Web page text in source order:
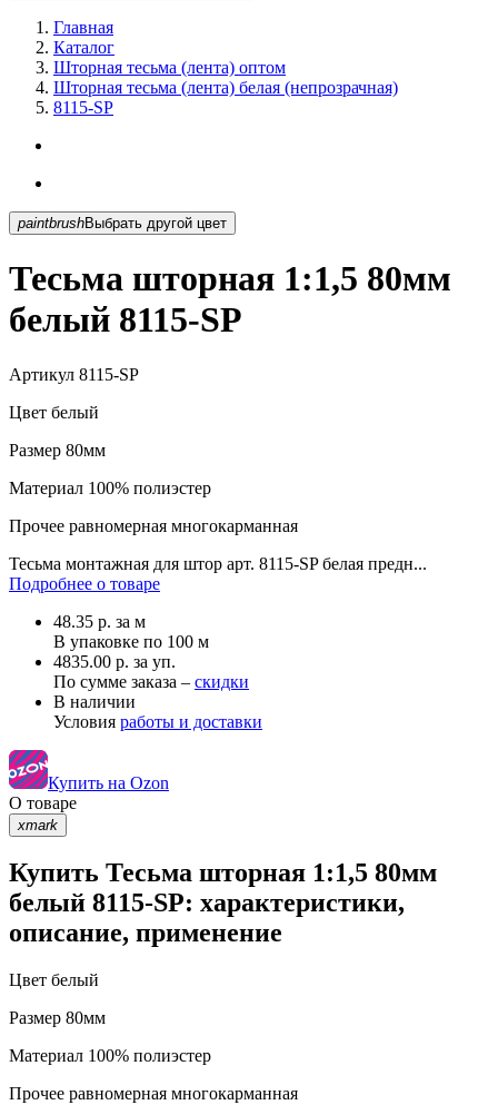
Главная
Каталог
Шторная тесьма (лента) оптом
Шторная тесьма (лента) белая (непрозрачная)
8115-SP
paintbrush Выбрать другой цвет
Тесьма шторная 1:1,5 80мм
белый 8115-SP
Артикул 8115-SP
Цвет белый
Размер 80мм
Материал 100% полиэстер
Прочее равномерная многокарманная
Тесьма монтажная для штор арт. 8115-SP белая предн...
Подробнее о товаре
48.35 р. за м
В упаковке по 100 м
4835.00 р. за уп.
По сумме заказа – скидки
В наличии
Условия работы и доставки
Купить на Ozon
О товаре
xmark
Купить Тесьма шторная 1:1,5 80мм
белый 8115-SP: характеристики,
описание, применение
Цвет белый
Размер 80мм
Материал 100% полиэстер
Прочее равномерная многокарманная